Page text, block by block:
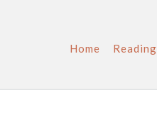
Home Reading